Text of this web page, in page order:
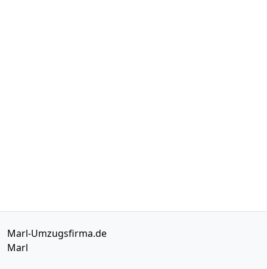
Marl-Umzugsfirma.de
Marl